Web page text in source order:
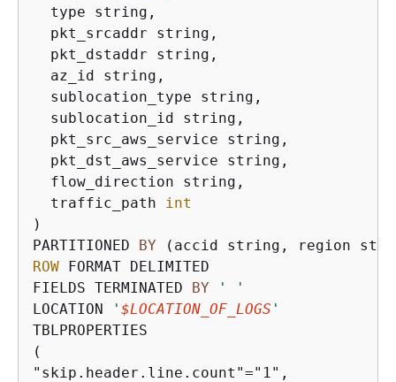
  type string,
  pkt_srcaddr string,
  pkt_dstaddr string,
  az_id string,
  sublocation_type string,
  sublocation_id string,
  pkt_src_aws_service string,
  pkt_dst_aws_service string,
  flow_direction string,
  traffic_path
int
)
PARTITIONED BY (accid string, region
ROW FORMAT DELIMITED
FIELDS TERMINATED BY
' '
LOCATION
' $LOCATION_OF_LOGS '
TBLPROPERTIES
(
"skip.header.line.count"="1",